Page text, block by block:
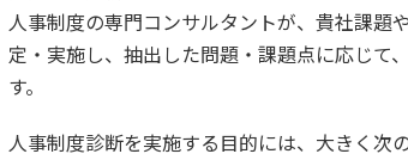
人事制度の専門コンサルタントが、貴社課題
定・実施し、抽出した問題・課題点に応じて
す。
人事制度診断を実施する目的には、大きく次